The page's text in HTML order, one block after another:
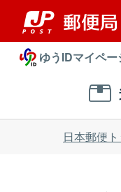
ゆうIDマイペー
日本郵便